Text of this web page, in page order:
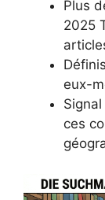
Plus
2025
eux-
ces